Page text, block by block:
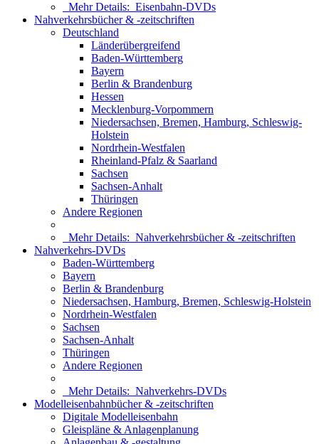
Mehr Details: Eisenbahn-DVDs
Nahverkehrsbücher & -zeitschriften
Deutschland
Länderübergreifend
Baden-Württemberg
Bayern
Berlin & Brandenburg
Hessen
Mecklenburg-Vorpommern
Niedersachsen, Bremen, Hamburg, Schleswig-
Holstein
Nordrhein-Westfalen
Rheinland-Pfalz & Saarland
Sachsen
Sachsen-Anhalt
Thüringen
Andere Regionen
Mehr Details: Nahverkehrsbücher & -zeitschriften
Nahverkehrs-DVDs
Baden-Württemberg
Bayern
Berlin & Brandenburg
Niedersachsen, Hamburg, Bremen, Schleswig-Holstein
Nordrhein-Westfalen
Sachsen
Sachsen-Anhalt
Thüringen
Andere Regionen
Mehr Details: Nahverkehrs-DVDs
Modelleisenbahnbücher & -zeitschriften
Digitale Modelleisenbahn
Gleispläne & Anlagenplanung